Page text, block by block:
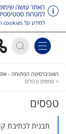
למטרות
למידע על cookies ועל מדיניות הפרטיות המעודכנת,
navigation
האוניברסיטה הפתוחה -
> טפסים ונהלים
טפסים
תבנית לכתיבת